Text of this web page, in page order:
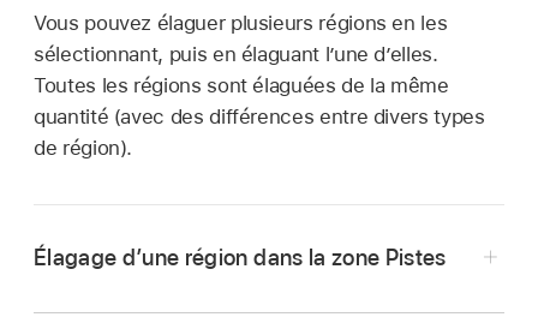
Vous pouvez élaguer plusieurs régions en les
sélectionnant, puis en élaguant l’une d’elles.
Toutes les régions sont élaguées de la même
quantité (avec des différences entre divers types
de région).
Élagage d’une région dans la zone Pistes